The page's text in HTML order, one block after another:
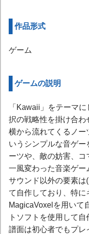
作品形式
ゲーム
ゲームの説明
「Kawaii」をテーマ
択の戦略性を掛け合わ
横から流れてくるノー
いうシンプルな音ゲー
ーツや、敵の妨害、コ
一風変わった音楽ゲー
サウンド以外の要素
て自作しており、特
MagicaVoxelを用いて
トソフトを使用して自
譜面は初心者でもプレ